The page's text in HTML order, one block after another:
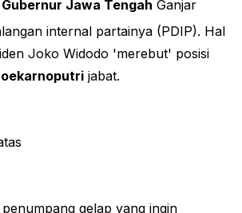
Gubernur Jawa Tengah Ganjar
internal partainya (PDIP). Hal
Joko Widodo 'merebut' posisi
jabat.
gelap yang ingin